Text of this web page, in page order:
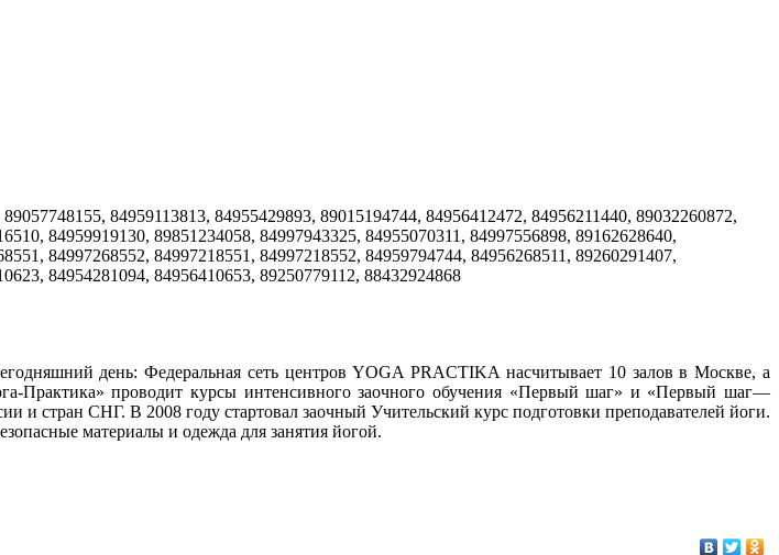
84959113813, 84955429893, 89015194744, 84956412472, 84956211440, 89032260872,
84959919130, 89851234058, 84997943325, 84955070311, 84997556898, 89162628640,
84997268552, 84997218551, 84997218552, 84959794744, 84956268511, 89260291407,
84954281094, 84956410653, 89250779112, 88432924868
день: Федеральная сеть центров YOGA PRACTIKA насчитывает 10 залов в Москве, а
проводит курсы интенсивного заочного обучения «Первый шаг» и «Первый шаг—
и стран СНГ. В 2008 году стартовал заочный Учительский курс подготовки преподавателей йоги.
материалы и одежда для занятия йогой.